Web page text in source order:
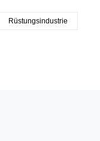
Rüstungsindustrie